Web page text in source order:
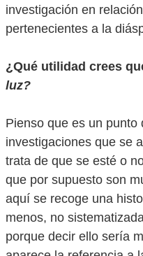
investigación en
pertenecientes a la
¿Qué utilidad crees
luz?
Pienso que es un punto
investigaciones que se
trata de que se esté o
que por supuesto son
aquí se recoge una
menos, no
porque decir ello sería